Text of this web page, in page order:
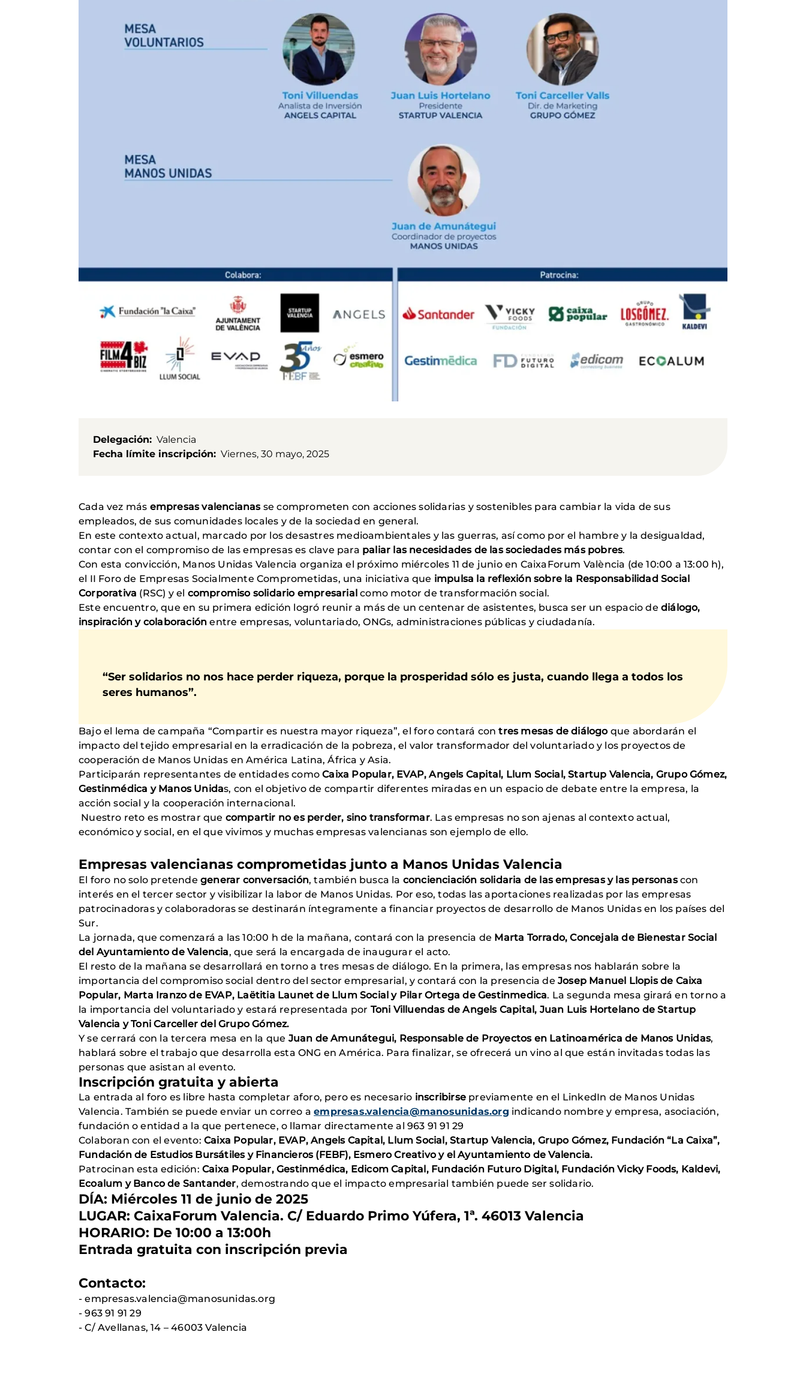
Delegación
Valencia
Fecha límite inscripción
Viernes, 30 mayo, 2025
Cada vez más empresas valencianas se comprometen con acciones solidarias y sostenibles para cambiar la vida de sus
empleados, de sus comunidades locales y de la sociedad en general.
En este contexto actual, marcado por los desastres medioambientales y las guerras, así como por el hambre y la desigualdad,
contar con el compromiso de las empresas es clave para paliar las necesidades de las sociedades más pobres.
Con esta convicción, Manos Unidas Valencia organiza el próximo miércoles 11 de junio en CaixaForum València (de 10:00 a 13:00 h),
el II Foro de Empresas Socialmente Comprometidas, una iniciativa que impulsa la reflexión sobre la Responsabilidad Social
Corporativa (RSC) y el compromiso solidario empresarialcomo motor de transformación social.
Este encuentro, que en su primera edición logró reunir a más de un centenar de asistentes, busca ser un espacio de diálogo,
inspiración y colaboración entre empresas, voluntariado, ONGs, administraciones públicas y ciudadanía.
“Ser solidarios no nos hace perder riqueza, porque la prosperidad sólo es justa, cuando llega a todos los
seres humanos”.
Bajo el lema de campaña “Compartir es nuestra mayor riqueza”, el foro contará contres mesas de diálogoque abordarán el
impacto del tejido empresarial en la erradicación de la pobreza, el valor transformador del voluntariado y los proyectos de
cooperación de Manos Unidas en América Latina, África y Asia.
Participarán representantes de entidades comoCaixa Popular, EVAP, Angels Capital, Llum Social, Startup Valencia, Grupo Gómez,
Gestinmédica y Manos Unidas, con el objetivo de compartir diferentes miradas en un espacio de debate entre la empresa, la
acción social y la cooperación internacional.
Nuestro reto es mostrar que compartir no es perder, sino transformar. Las empresas no son ajenas al contexto actual,
económico y social, en el que vivimos y muchas empresas valencianas son ejemplo de ello.
Empresas valencianas comprometidas junto a Manos Unidas Valencia
El foro no solo pretende generar conversación, también busca la concienciación solidaria de las empresas y las personascon
interés en el tercer sector y visibilizar la labor de Manos Unidas. Por eso, todas las aportaciones realizadas por las empresas
patrocinadoras y colaboradoras se destinarán íntegramente a financiar proyectos de desarrollo de Manos Unidas en los países del
Sur.
La jornada, que comenzará a las 10:00 h de la mañana, contará con la presencia de Marta Torrado, Concejala de Bienestar Social
del Ayuntamiento de Valencia, que será la encargada de inaugurar el acto.
El resto de la mañana se desarrollará en torno a tres mesas de diálogo. En la primera, las empresas nos hablarán sobre la
importancia del compromiso social dentro del sector empresarial, y contará con la presencia deJosep Manuel Llopis de Caixa
Popular, Marta Iranzo de EVAP, Laëtitia Launet de Llum Social y Pilar Ortega de Gestinmedica. La segunda mesa girará en torno a
la importancia del voluntariado y estará representada por Toni Villuendas de Angels Capital, Juan Luis Hortelano de Startup
Valencia y Toni Carceller del Grupo Gómez.
Y se cerrará con la tercera mesa en la que Juan de Amunátegui, Responsable de Proyectos en Latinoamérica de Manos Unidas,
hablará sobre el trabajo que desarrolla esta ONG en América. Para finalizar, se ofrecerá un vino al que están invitadas todas las
personas que asistan al evento.
Inscripción gratuita y abierta
La entrada al foro es libre hasta completar aforo, pero es necesario inscribirse previamente en el LinkedIn de Manos Unidas
Valencia. También se puede enviar un correo aempresas.valencia@manosunidas.org indicando nombre y empresa, asociación,
fundación o entidad a la que pertenece, o llamar directamente al 963 91 91 29
Colaboran con el evento: Caixa Popular, EVAP, Angels Capital, Llum Social, Startup Valencia, Grupo Gómez, Fundación “La Caixa”,
Fundación de Estudios Bursátiles y Financieros (FEBF), Esmero Creativo y el Ayuntamiento de Valencia.
Patrocinan esta edición: Caixa Popular, Gestinmédica, Edicom Capital, Fundación Futuro Digital, Fundación Vicky Foods, Kaldevi,
Ecoalum y Banco de Santander, demostrando que el impacto empresarial también puede ser solidario.
DÍA: Miércoles 11 de junio de 2025
LUGAR: CaixaForum Valencia. C/ Eduardo Primo Yúfera, 1ª. 46013 Valencia
HORARIO: De 10:00 a 13:00h
Entrada gratuita con inscripción previa
Contacto:
- empresas.valencia@manosunidas.org
- 963 91 91 29
- C/ Avellanas, 14 – 46003 Valencia